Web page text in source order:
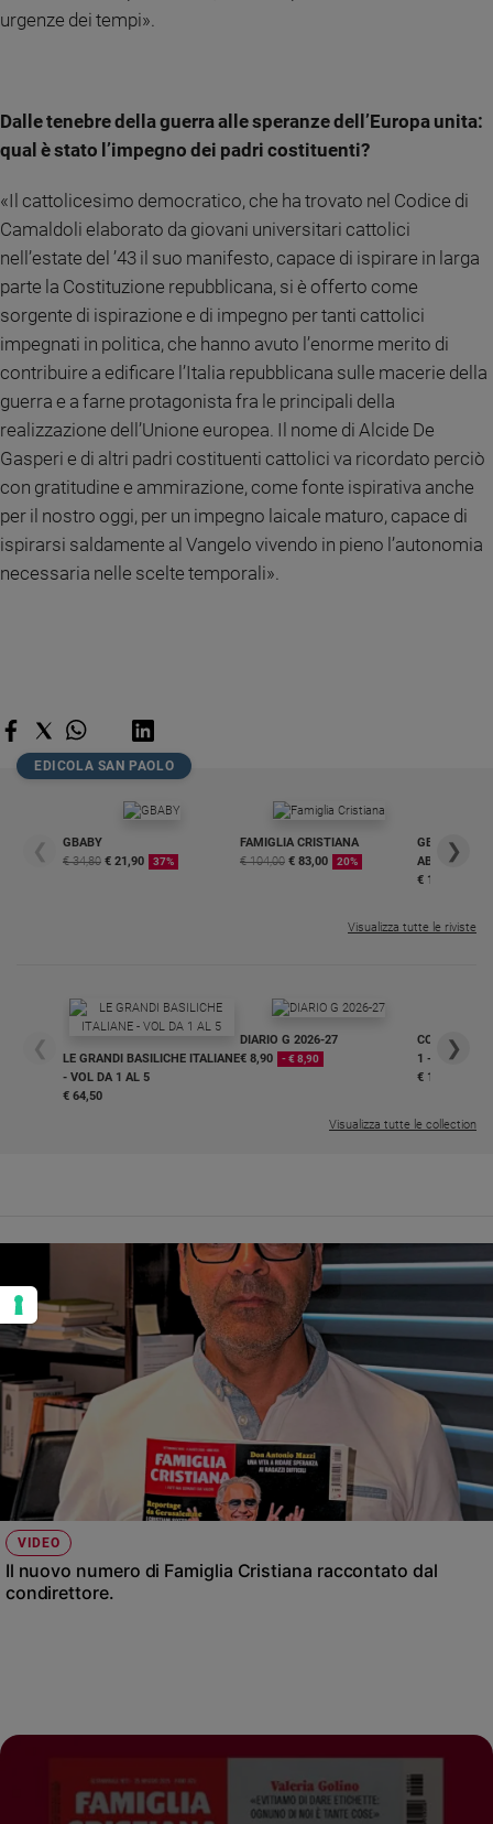
urgenze dei tempi».
Dalle tenebre della guerra alle speranze dell’Europa unita:
qual è stato l’impegno dei padri costituenti?
«Il cattolicesimo democratico, che ha trovato nel Codice di
Camaldoli elaborato da giovani universitari cattolici
nell’estate del ’43 il suo manifesto, capace di ispirare in larga
parte la Costituzione repubblicana, si è offerto come
sorgente di ispirazione e di impegno per tanti cattolici
impegnati in politica, che hanno avuto l’enorme merito di
contribuire a edificare l’Italia repubblicana sulle macerie della
guerra e a farne protagonista fra le principali della
realizzazione dell’Unione europea. Il nome di Alcide De
Gasperi e di altri padri costituenti cattolici va ricordato perciò
con gratitudine e ammirazione, come fonte ispirativa anche
per il nostro oggi, per un impegno laicale maturo, capace di
ispirarsi saldamente al Vangelo vivendo in pieno l’autonomia
necessaria nelle scelte temporali».
EDICOLA SAN PAOLO
❮
GBABY
€ 34,80 € 21,90 37%
FAMIGLIA CRISTIANA
€ 104,00 € 83,00 20%
GBABY
€ 16,99
❯
Visualizza tutte le riviste
❮
LE GRANDI BASILICHE ITALIANE
- VOL DA 1 AL 5
€ 64,50
DIARIO G 2026-27
€ 8,90
- € 8,90
COLLANA
1 - 2
€ 18,50
❯
Visualizza tutte le collection
VIDEO
Il nuovo numero di Famiglia Cristiana raccontato dal
condirettore.